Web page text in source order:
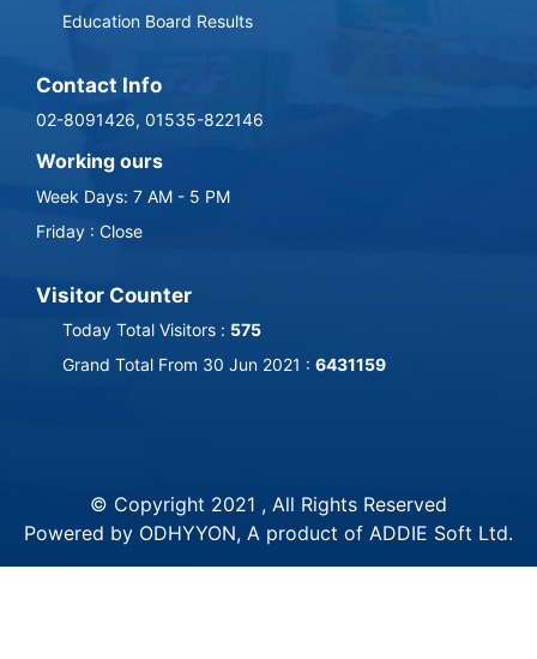
Education Board Results
Contact Info
02-8091426, 01535-822146
Working ours
Week Days: 7 AM - 5 PM
Friday : Close
Visitor Counter
Today Total Visitors : 575
Grand Total From 30 Jun 2021 : 6431159
© Copyright 2021 , All Rights Reserved
Powered by ODHYYON, A product of ADDIE Soft Ltd.